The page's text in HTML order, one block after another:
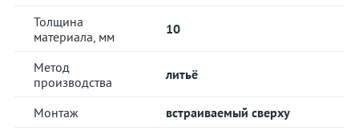
Толщина
материала, мм
10
Метод
производства
литьё
Монтаж
встраиваемый сверху